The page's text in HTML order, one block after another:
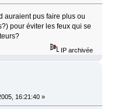
auraient pus faire plus ou
pour éviter les feux qui se
IP archivée
16:21:40 »